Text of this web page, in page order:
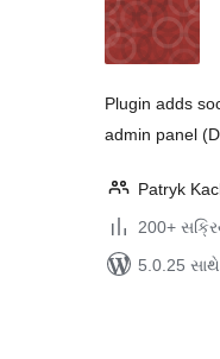
Plugin adds
admin panel
Patryk
200+
5.0.25